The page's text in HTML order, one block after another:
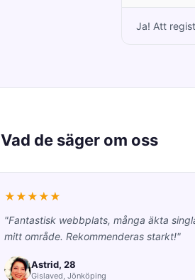
Ja! Att
Vad de säger om oss
★★★★★
"Fantastisk webbplats, många äkta
mitt område. Rekommenderas starkt!"
Astrid, 28
Gislaved, Jönköping